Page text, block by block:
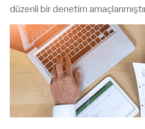
düzenli bir denetim